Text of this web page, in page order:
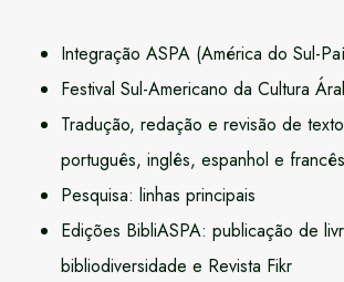
Integração ASPA (América do Sul-
Festival Sul-Americano da Cultura
Tradução, redação e revisão de
português, inglês, espanhol e francês
Pesquisa: linhas principais
Edições BibliASPA: publicação de
bibliodiversidade e Revista Fikr